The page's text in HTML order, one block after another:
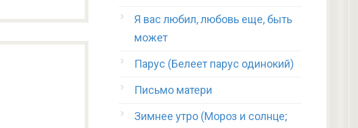
Я вас любил, любовь еще, быть
может
Парус (Белеет парус одинокий)
Письмо матери
Зимнее утро (Мороз и солнце;